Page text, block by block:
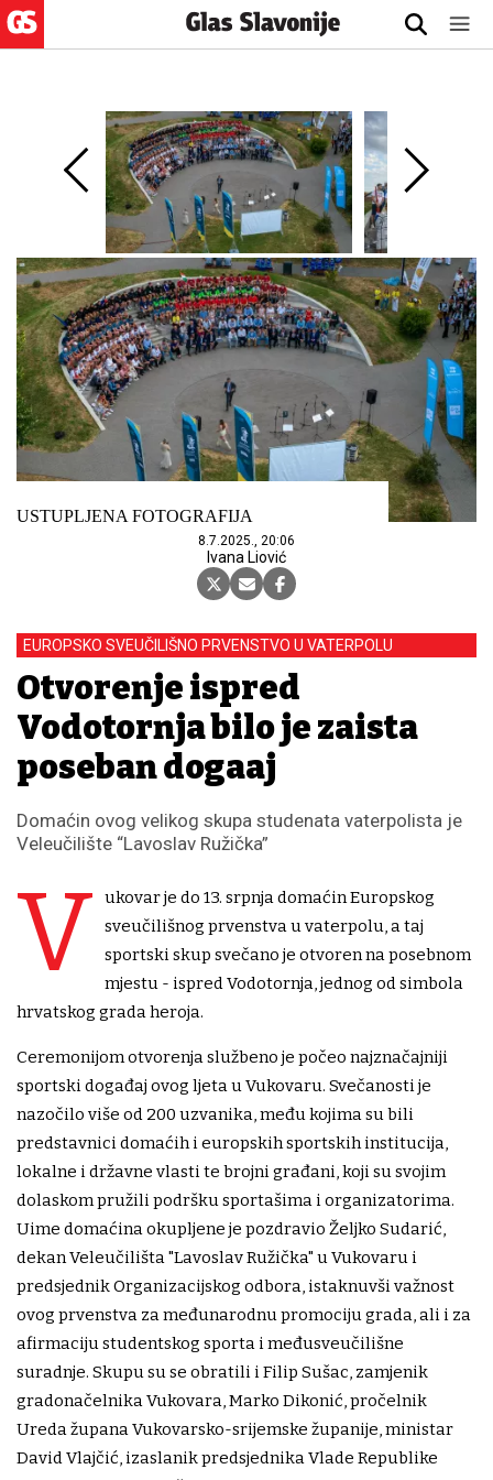
USTUPLJENA FOTOGRAFIJA
8.7.2025., 20:06
Ivana Liović
EUROPSKO SVEUČILIŠNO PRVENSTVO U VATERPOLU
Otvorenje ispred
Vodotornja bilo je zaista
poseban događaj
Domaćin ovog velikog skupa studenata vaterpolista je
Veleučilište “Lavoslav Ružička”
V
ukovar je do 13. srpnja domaćin Europskog
sveučilišnog prvenstva u vaterpolu, a taj
sportski skup svečano je otvoren na posebnom
mjestu - ispred Vodotornja, jednog od simbola
hrvatskog grada heroja.
Ceremonijom otvorenja službeno je počeo najznačajniji
sportski događaj ovog ljeta u Vukovaru. Svečanosti je
nazočilo više od 200 uzvanika, među kojima su bili
predstavnici domaćih i europskih sportskih institucija,
lokalne i državne vlasti te brojni građani, koji su svojim
dolaskom pružili podršku sportašima i organizatorima.
Uime domaćina okupljene je pozdravio Željko Sudarić,
dekan Veleučilišta "Lavoslav Ružička" u Vukovaru i
predsjednik Organizacijskog odbora, istaknuvši važnost
ovog prvenstva za međunarodnu promociju grada, ali i za
afirmaciju studentskog sporta i međusveučilišne
suradnje. Skupu su se obratili i Filip Sušac, zamjenik
gradonačelnika Vukovara, Marko Dikonić, pročelnik
Ureda župana Vukovarsko-srijemske županije, ministar
David Vlajčić, izaslanik predsjednika Vlade Republike